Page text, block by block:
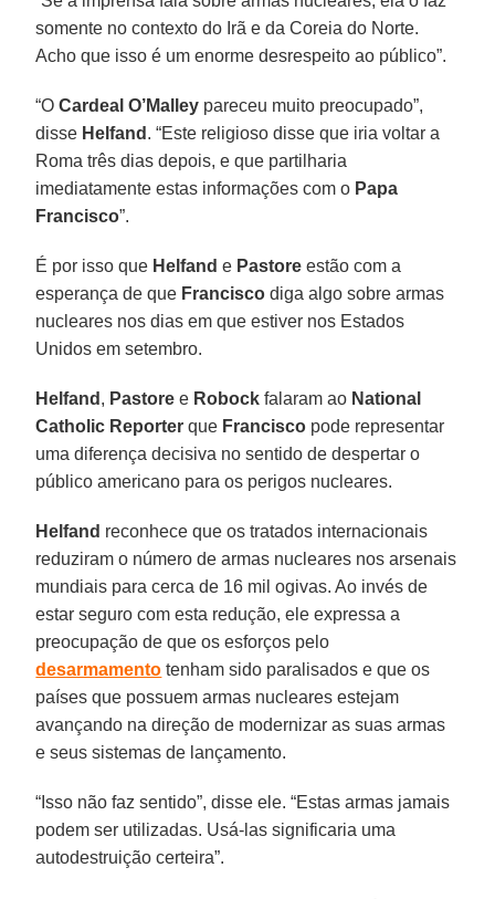
somente no contexto do Irã e da Coreia do Norte.
Acho que isso é um enorme desrespeito ao público”.
“OCardeal O’Malley pareceu muito preocupado”,
disse Helfand . “Este religioso disse que iria voltar a
Roma três dias depois, e que partilharia
imediatamente estas informações com o Papa
Francisco”.
É por isso que Helfand e Pastore estão com a
esperança de que Francisco diga algo sobre armas
nucleares nos dias em que estiver nos Estados
Unidos em setembro.
Helfand , Pastoree Robock falaram ao National
Catholic Reporter que Francisco pode representar
uma diferença decisiva no sentido de despertar o
público americano para os perigos nucleares.
Helfand reconhece que os tratados internacionais
reduziram o número de armas nucleares nos arsenais
mundiais para cerca de 16 mil ogivas. Ao invés de
estar seguro com esta redução, ele expressa a
preocupação de que os esforços pelo
desarmamento tenham sido paralisados e que os
países que possuem armas nucleares estejam
avançando na direção de modernizar as suas armas
e seus sistemas de lançamento.
“Isso não faz sentido”, disse ele. “Estas armas jamais
podem ser utilizadas. Usá-las significaria uma
autodestruição certeira”.